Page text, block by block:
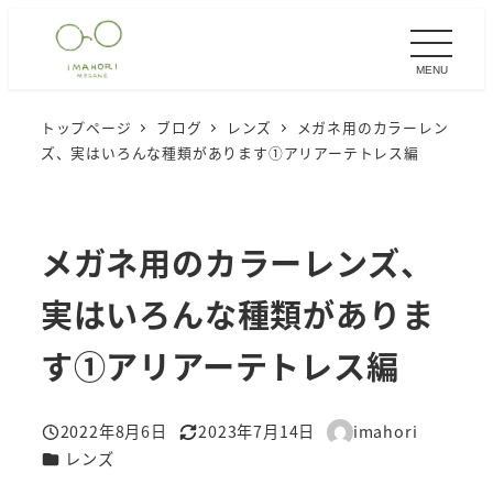
MENU
トップページ ブログ レンズ
メガネ用のカラーレン
ズ、実はいろんな種類があります①アリアーテトレス編
メガネ用のカラーレンズ、
実はいろんな種類がありま
す①アリアーテトレス編
投稿日
2022年8月6日
更新日
2023年7月14日
著
imahori
カテゴリー
レンズ